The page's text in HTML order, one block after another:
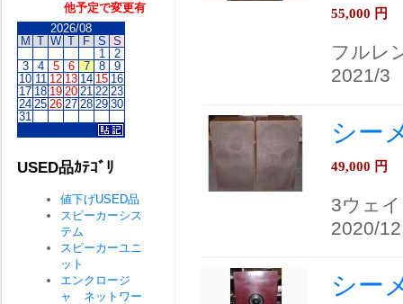
55,000 円
フルレ
2021/3
シー
49,000 円
3ウェ
2020/12
シー
他予定で変更有
2026/08
M T W T F S S
1
2
3
4 5 6 7 8
9
10 11 12 13 14 15 16
17 18 19 20 21 22 23
24 25 26 27 28 29 30
31
USED品ｶﾃｺﾞﾘ
値下げUSED品
スピーカーシス
テム
スピーカーユニ
ット
エンクロージ
ャ ネットワー